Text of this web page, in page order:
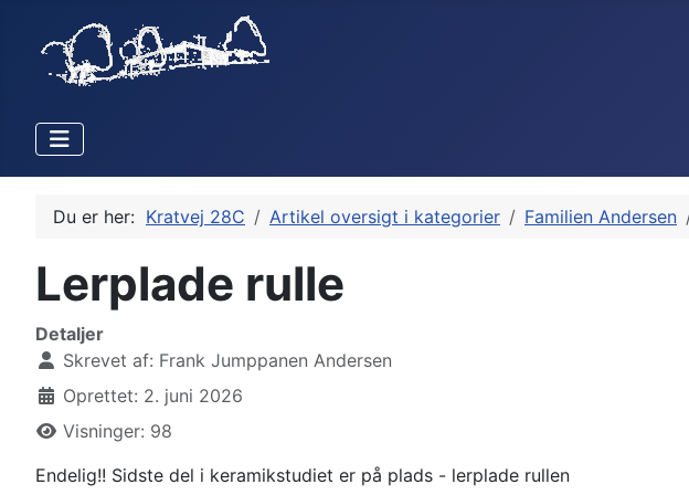
Du er her: Kratvej 28C Artikel oversigt i kategorier Familien Andersen
Lerplade rulle
Detaljer
Skrevet af: Frank Jumppanen Andersen
Oprettet: 2. juni 2026
Visninger: 98
Endelig!! Sidste del i keramikstudiet er på plads - lerplade rullen